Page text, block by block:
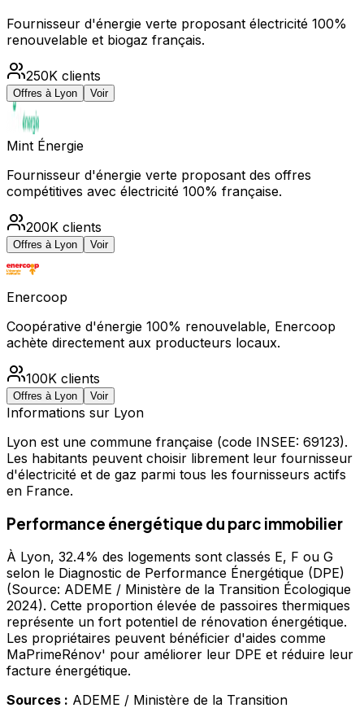
Fournisseur d'énergie verte proposant électricité 100%
renouvelable et biogaz français.
250K clients
Offres à Lyon Voir
Mint Énergie
Fournisseur d'énergie verte proposant des offres
compétitives avec électricité 100% française.
200K clients
Offres à Lyon Voir
Enercoop
Coopérative d'énergie 100% renouvelable, Enercoop
achète directement aux producteurs locaux.
100K clients
Offres à Lyon Voir
Informations sur Lyon
Lyon est une commune française (code INSEE: 69123).
Les habitants peuvent choisir librement leur fournisseur
d'électricité et de gaz parmi tous les fournisseurs actifs
en France.
Performance énergétique du parc immobilier
À Lyon, 32.4% des logements sont classés E, F ou G
selon le Diagnostic de Performance Énergétique (DPE)
(Source: ADEME / Ministère de la Transition Écologique
2024). Cette proportion élevée de passoires thermiques
représente un fort potentiel de rénovation énergétique.
Les propriétaires peuvent bénéficier d'aides comme
MaPrimeRénov' pour améliorer leur DPE et réduire leur
facture énergétique.
Sources : ADEME / Ministère de la Transition